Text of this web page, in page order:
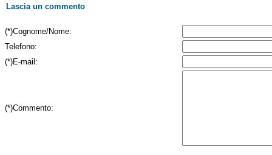
Lascia un commento
(*)Cognome/Nome:
Telefono:
(*)E-mail:
(*)Commento: